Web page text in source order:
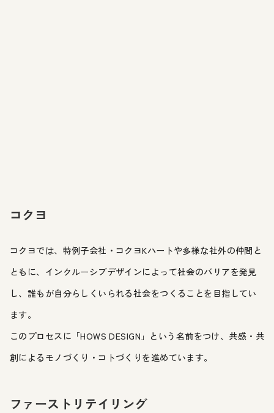
コクヨ
コクヨでは、特例子会社・コクヨKハートや多様な社外の仲間と
ともに、インクルーシブデザインによって社会のバリアを発見
し、誰もが自分らしくいられる社会をつくることを目指してい
ます。
このプロセスに「HOWS DESIGN」という名前をつけ、共感・共
創によるモノづくり・コトづくりを進めています。
ファーストリテイリング